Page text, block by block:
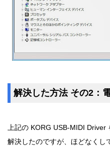
解決した方法 その2：
上記の KORG USB-MIDI
解決したのですが、ほどなくし